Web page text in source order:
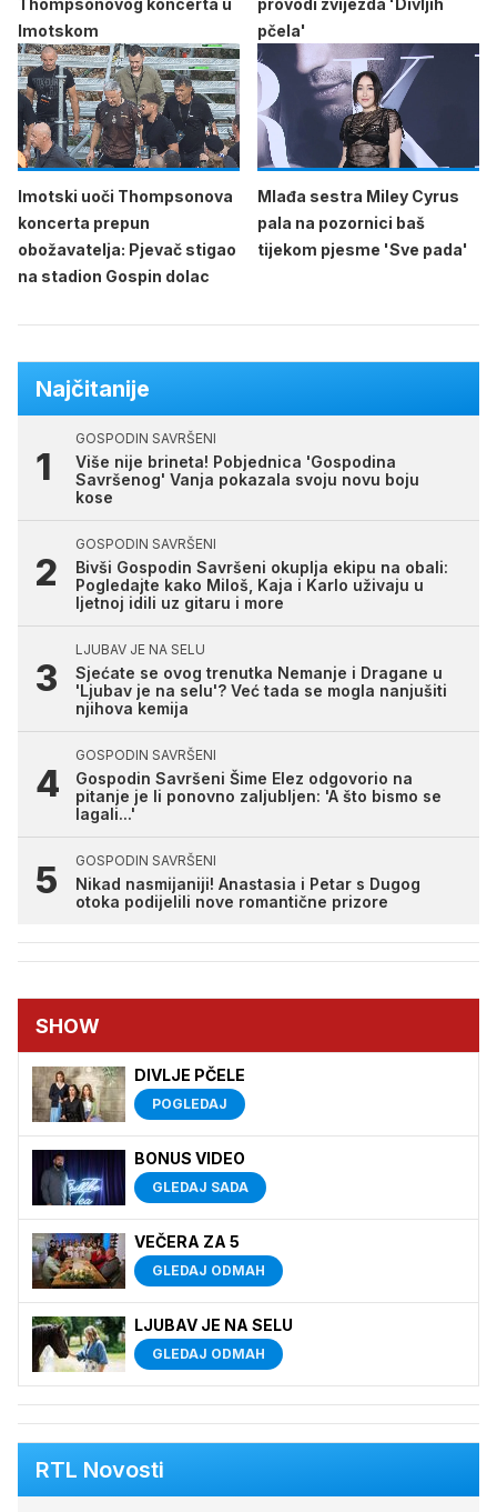
Imotskom
pčela'
Imotski uoči Thompsonova
koncerta prepun
obožavatelja: Pjevač stigao
na stadion Gospin dolac
Mlađa sestra Miley Cyrus
pala na pozornici baš
tijekom pjesme 'Sve pada'
Najčitanije
GOSPODIN SAVRŠENI
Više nije brineta! Pobjednica 'Gospodina
Savršenog' Vanja pokazala svoju novu boju
kose
GOSPODIN SAVRŠENI
Bivši Gospodin Savršeni okuplja ekipu na obali:
Pogledajte kako Miloš, Kaja i Karlo uživaju u
ljetnoj idili uz gitaru i more
LJUBAV JE NA SELU
Sjećate se ovog trenutka Nemanje i Dragane u
'Ljubav je na selu'? Već tada se mogla nanjušiti
njihova kemija
GOSPODIN SAVRŠENI
Gospodin Savršeni Šime Elez odgovorio na
pitanje je li ponovno zaljubljen: 'A što bismo se
lagali...'
GOSPODIN SAVRŠENI
Nikad nasmijaniji! Anastasia i Petar s Dugog
otoka podijelili nove romantične prizore
SHOW
DIVLJE PČELE
POGLEDAJ
BONUS VIDEO
GLEDAJ SADA
VEČERA ZA 5
GLEDAJ ODMAH
LJUBAV JE NA SELU
GLEDAJ ODMAH
RTL Novosti